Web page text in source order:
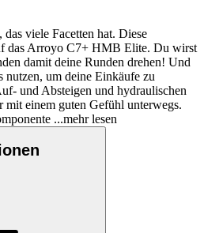
viele Facetten hat. Diese
das Arroyo C7+ HMB Elite. Du wirst
damit deine Runden drehen! Und
nutzen, um deine Einkäufe zu
und Absteigen und hydraulischen
mit einem guten Gefühl unterwegs.
...mehr lesen